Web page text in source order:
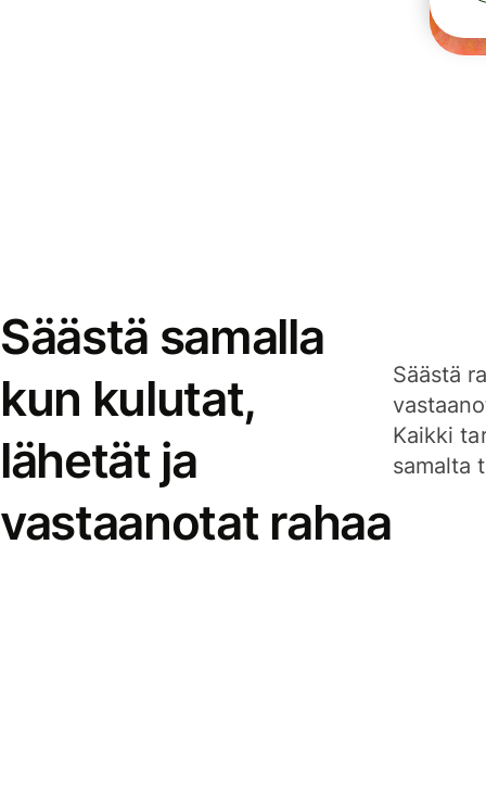
Säästä samalla
kun kulutat,
lähetät ja
vastaanotat rahaa
Säästä
Kaikki
samalta